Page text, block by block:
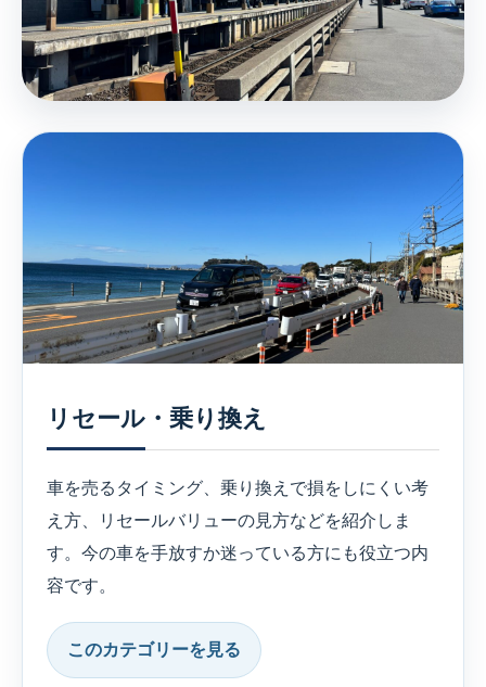
リセール・乗り換え
車を売るタイミング、乗り換えで損をしにくい考
え方、リセールバリューの見方などを紹介しま
す。今の車を手放すか迷っている方にも役立つ内
容です。
このカテゴリーを見る